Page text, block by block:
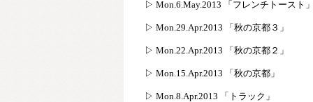
▷ Mon.6.May.2013 「フレンチトースト」
▷ Mon.29.Apr.2013 「秋の京都３」
▷ Mon.22.Apr.2013 「秋の京都２」
▷ Mon.15.Apr.2013 「秋の京都」
▷ Mon.8.Apr.2013 「トラック」